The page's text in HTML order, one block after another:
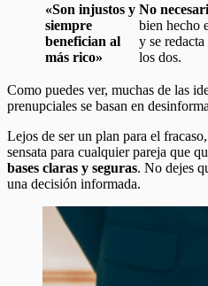
«Son injustos y
siempre
benefician al
más rico»
No
bien hecho
y se
los dos.
Como puedes ver, muchas de las
prenupciales se basan en
Lejos de ser un plan para el
sensata para cualquier pareja que
bases claras y seguras. No dejes
una decisión informada.